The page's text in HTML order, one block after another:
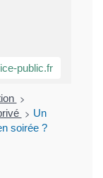
>
> Un
soirée ?